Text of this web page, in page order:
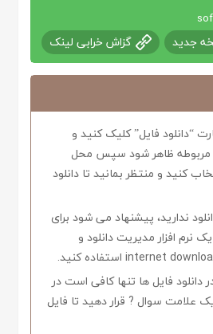
جدید گزاش خرابی لینک
“دانلود فایل” کلیک کنید و
مربوطه ظاهر شود سپس محل
کنید و منتظر بمانید تا دانلود
ندارید، پیشنهاد می شود برای
نرم افزار مدیریت دانلود و
فایل ها تنها کافی است در
علامت سوال ? قرار دهید تا فایل